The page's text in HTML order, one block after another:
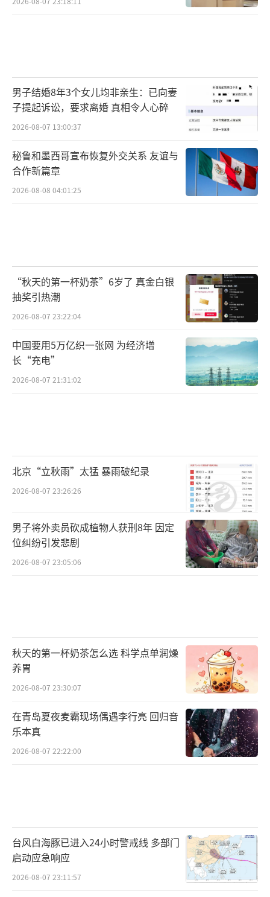
男子结婚8年3个女儿均非亲生：已向妻
子提起诉讼，要求离婚 真相令人心碎
2026-08-07 13:00:37
秘鲁和墨西哥宣布恢复外交关系 友谊与
合作新篇章
2026-08-08 04:01:25
“秋天的第一杯奶茶”6岁了 真金白银
抽奖引热潮
2026-08-07 23:22:04
中国要用5万亿织一张网 为经济增
长“充电”
2026-08-07 21:31:02
北京“立秋雨”太猛 暴雨破纪录
2026-08-07 23:26:26
男子将外卖员砍成植物人获刑8年 因定
位纠纷引发悲剧
2026-08-07 23:05:06
秋天的第一杯奶茶怎么选 科学点单润燥
养胃
2026-08-07 23:30:07
在青岛夏夜麦霸现场偶遇李行亮 回归音
乐本真
2026-08-07 22:22:00
台风白海豚已进入24小时警戒线 多部门
启动应急响应
2026-08-07 23:11:57